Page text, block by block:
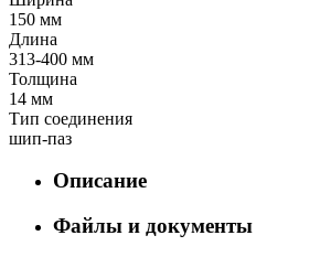
150 мм
Длина
313-400 мм
Толщина
14 мм
Тип соединения
шип-паз
Описание
Файлы и документы